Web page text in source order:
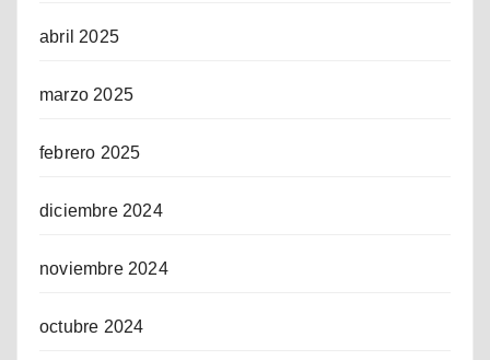
abril 2025
marzo 2025
febrero 2025
diciembre 2024
noviembre 2024
octubre 2024